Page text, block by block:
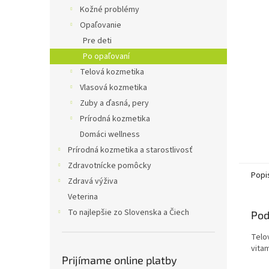
Kožné problémy
Opaľovanie
Pre deti
Po opaľovaní
Telová kozmetika
Vlasová kozmetika
Zuby a ďasná, pery
Prírodná kozmetika
Domáci wellness
Prírodná kozmetika a starostlivosť
Zdravotnícke pomôcky
Zdravá výživa
Veterina
To najlepšie zo Slovenska a Čiech
Prijímame online platby